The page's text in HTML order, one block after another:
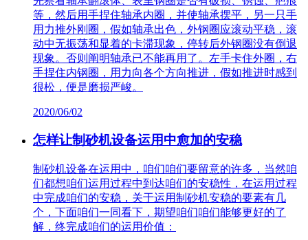
等，然后用手捏住轴承内圈，并使轴承摆平，另一只手
用力推外刚圈，假如轴承出色，外钢圈应滚动平稳，滚
动中无振荡和显着的卡滞现象，停转后外钢圈没有倒退
现象。否则阐明轴承已不能再用了。左手卡住外圈，右
手捏住内钢圈，用力向各个方向推进，假如推进时感到
很松，便是磨损严峻。
2020/06/02
怎样让制砂机设备运用中愈加的安稳
制砂机设备在运用中，咱们咱们要留意的许多，当然咱
们都想咱们运用过程中到达咱们的安稳性，在运用过程
中完成咱们的安稳，关于运用制砂机安稳的要素有几
个，下面咱们一同看下，期望咱们咱们能够更好的了
解，终完成咱们的运用价值：